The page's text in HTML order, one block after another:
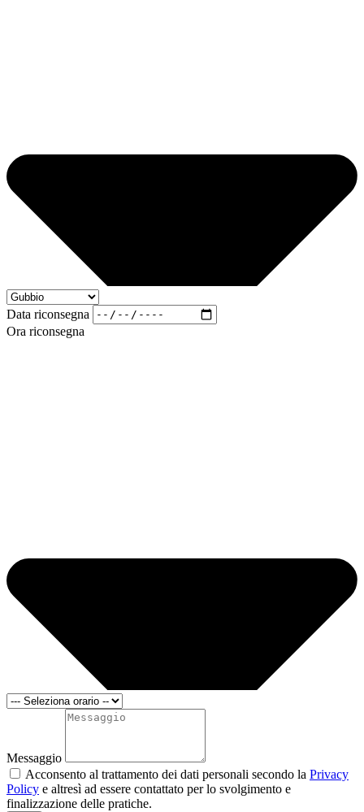
Data riconsegna
Ora riconsegna
Messaggio
Acconsento al trattamento dei dati personali secondo la Privacy
Policy e altresì ad essere contattato per lo svolgimento e
finalizzazione delle pratiche.